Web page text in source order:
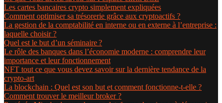
Les cartes bancaires crypto simplement expliquées
Comment optimiser sa trésorerie grâce aux cryptoactifs ?
La gestion de la comptabilité en interne ou en externe à l’entreprise :
laquelle choisir ?
Quel est le but d’un séminaire ?
Le rôle des banques dans l’économie moderne : comprendre leur
importance et leur fonctionnement
NFT tout ce que vous devez savoir sur la dernière tendance de la
crypto-art
La blockchain : Quel est son but et comment fonctionne-t-elle ?
Comment trouver le meilleur broker ?